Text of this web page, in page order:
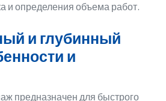
и определения объема работ.
и глубинный
и
предназначен для быстрого